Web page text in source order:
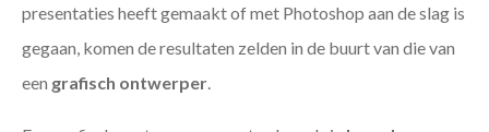
presentaties heeft gemaakt of met Photoshop aan de slag is
gegaan, komen de resultaten zelden in de buurt van die van
een grafisch ontwerper